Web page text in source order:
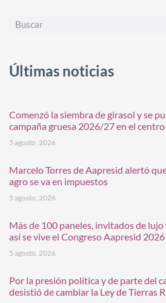
Últimas noticias
Comenzó la siembra de girasol y se
campaña gruesa 2026/27 en el
5 agosto, 2026
Marcelo Torres de Aapresid alertó
agro se va en impuestos
5 agosto, 2026
Más de 100 paneles, invitados de
así se vive el Congreso Aapresid 2026
5 agosto, 2026
Por la presión política y de parte del
desistió de cambiar la Ley de Tierras